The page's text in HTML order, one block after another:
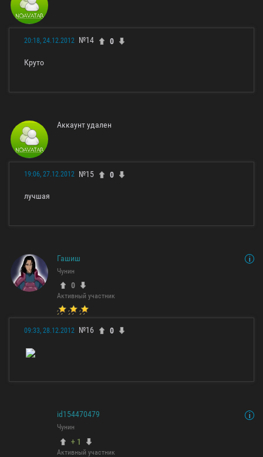
20:18, 24.12.2012 №14 0
Круто
Аккаунт удален
19:06, 27.12.2012 №15 0
лучшая
Гашиш
Чунин
0
Активный участник
09:33, 28.12.2012 №16 0
id154470479
Чунин
+ 1
Активный участник